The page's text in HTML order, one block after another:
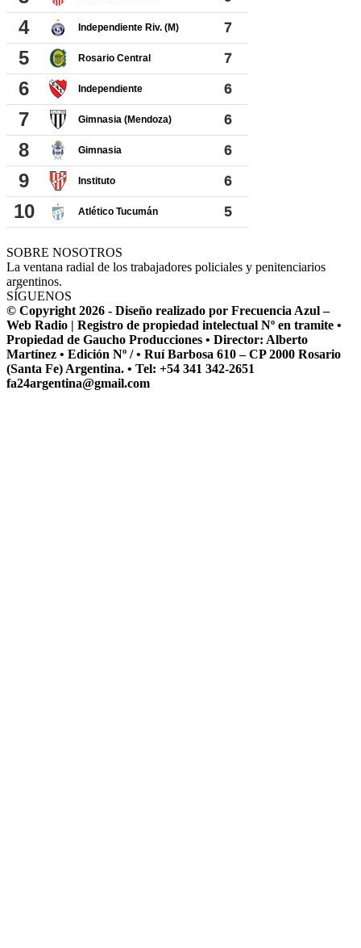
SOBRE NOSOTROS
La ventana radial de los trabajadores policiales y penitenciarios
argentinos.
SÍGUENOS
© Copyright 2026 - Diseño realizado por Frecuencia Azul –
Web Radio | Registro de propiedad intelectual Nº en tramite •
Propiedad de Gaucho Producciones • Director: Alberto
Martínez • Edición Nº / • Ruí Barbosa 610 – CP 2000 Rosario
(Santa Fe) Argentina. • Tel: +54 341 342-2651
fa24argentina@gmail.com